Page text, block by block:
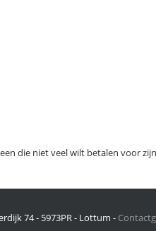
die niet veel wilt betalen voor
74 - 5973PR - Lottum -